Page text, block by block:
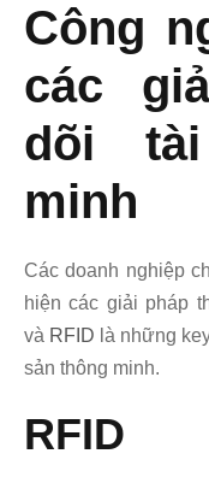
Công
các
dõi
minh
Các doanh nghiệp
hiện các giải pháp
và RFID là những
sản thông minh.
RFID